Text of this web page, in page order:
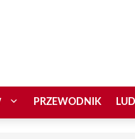
PRZEWODNIK